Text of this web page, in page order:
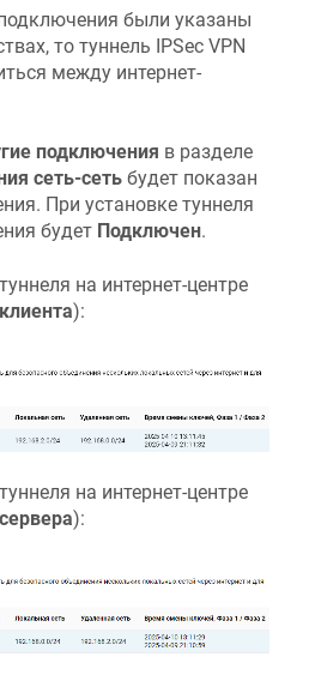
были указаны
то туннель IPSec VPN
между интернет-
подключения в разделе
сеть-сеть будет показан
При установке туннеля
будет Подключен.
на интернет-центре
клиента):
на интернет-центре
сервера):